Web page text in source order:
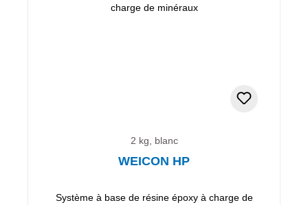
2 kg, blanc
WEICON HP
Système à base de résine époxy à charge de